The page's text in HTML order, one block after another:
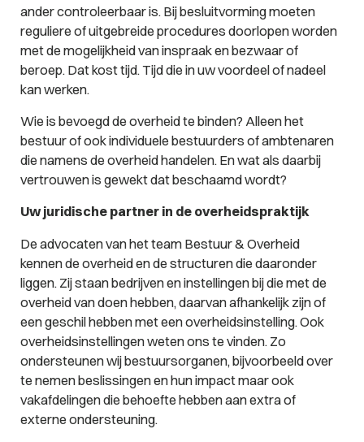
ander controleerbaar is. Bij besluitvorming moeten
reguliere of uitgebreide procedures doorlopen worden
met de mogelijkheid van inspraak en bezwaar of
beroep. Dat kost tijd. Tijd die in uw voordeel of nadeel
kan werken.
Wie is bevoegd de overheid te binden? Alleen het
bestuur of ook individuele bestuurders of ambtenaren
die namens de overheid handelen. En wat als daarbij
vertrouwen is gewekt dat beschaamd wordt?
Uw juridische partner in de overheidspraktijk
De advocaten van het team Bestuur & Overheid
kennen de overheid en de structuren die daaronder
liggen. Zij staan bedrijven en instellingen bij die met de
overheid van doen hebben, daarvan afhankelijk zijn of
een geschil hebben met een overheidsinstelling. Ook
overheidsinstellingen weten ons te vinden. Zo
ondersteunen wij bestuursorganen, bijvoorbeeld over
te nemen beslissingen en hun impact maar ook
vakafdelingen die behoefte hebben aan extra of
externe ondersteuning.